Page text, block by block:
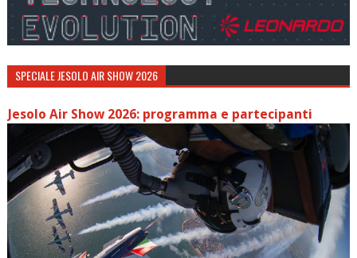
SPECIALE JESOLO AIR SHOW 2026
Jesolo Air Show 2026: programma e partecipanti